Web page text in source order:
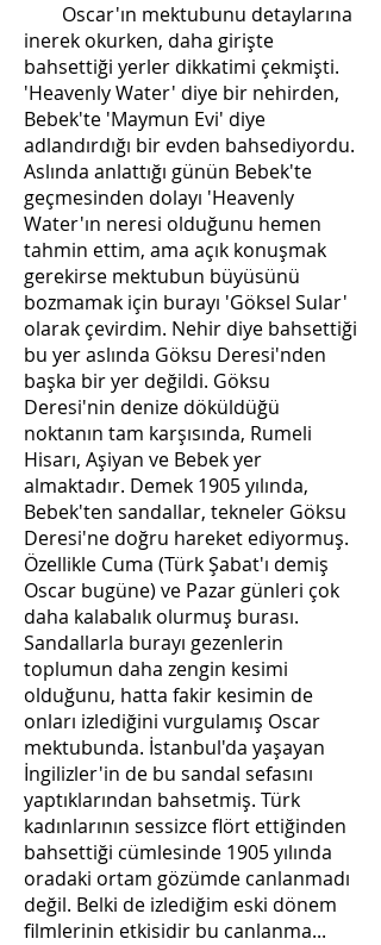
Oscar'ın mektubunu detaylarına
inerek okurken, daha girişte
bahsettiği yerler dikkatimi çekmişti.
'Heavenly Water' diye bir nehirden,
Bebek'te 'Maymun Evi' diye
adlandırdığı bir evden bahsediyordu.
Aslında anlattığı günün Bebek'te
geçmesinden dolayı 'Heavenly
Water'ın neresi olduğunu hemen
tahmin ettim, ama açık konuşmak
gerekirse mektubun büyüsünü
bozmamak için burayı 'Göksel Sular'
olarak çevirdim. Nehir diye bahsettiği
bu yer aslında Göksu Deresi'nden
başka bir yer değildi. Göksu
Deresi'nin denize döküldüğü
noktanın tam karşısında, Rumeli
Hisarı, Aşiyan ve Bebek yer
almaktadır. Demek 1905 yılında,
Bebek'ten sandallar, tekneler Göksu
Deresi'ne doğru hareket ediyormuş.
Özellikle Cuma (Türk Şabat'ı demiş
Oscar bugüne) ve Pazar günleri çok
daha kalabalık olurmuş burası.
Sandallarla burayı gezenlerin
toplumun daha zengin kesimi
olduğunu, hatta fakir kesimin de
onları izlediğini vurgulamış Oscar
mektubunda. İstanbul'da yaşayan
İngilizler'in de bu sandal sefasını
yaptıklarından bahsetmiş. Türk
kadınlarının sessizce flört ettiğinden
bahsettiği cümlesinde 1905 yılında
oradaki ortam gözümde canlanmadı
değil. Belki de izlediğim eski dönem
filmlerinin etkisidir bu canlanma...